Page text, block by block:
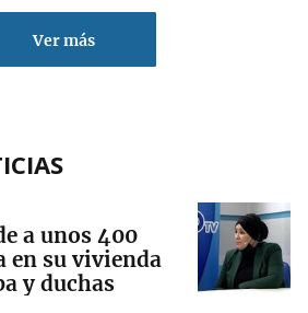
Ver más
a unos 400
en su vivienda
y duchas